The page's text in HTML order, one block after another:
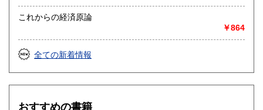
https://www.northbookcenter-kaitori.com/syucyou
哲学宗教、歴史、社会科学、自然科学、美術工芸、国語国
文、外国書、サブカルチャー
これからの経済原論
￥864
全ての新着情報
おすすめの書籍